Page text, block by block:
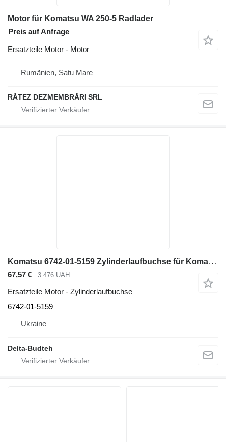
Motor für Komatsu WA 250-5 Radlader
Preis auf Anfrage
Ersatzteile Motor - Motor
Rumänien, Satu Mare
RĂTEZ DEZMEMBRĂRI SRL
Komatsu 6742-01-5159 Zylinderlaufbuchse für Komatsu Radlader
67,57 € 3.476 UAH
Ersatzteile Motor - Zylinderlaufbuchse
6742-01-5159
Ukraine
Delta-Budteh